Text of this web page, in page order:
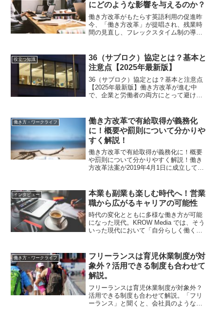
にどのような影響を与えるのか？
働き方改革がもたらす英語利用の促進昨
今、「働き方改革」が提唱され、残業時
間の見直し、フレックスタイム制の導
ています。最近では、働き方改革が
SDGs「Sustainabl...
役立つ知識
36（サブロク）協定とは？基本と
注意点【2025年最新版】
36（サブロク）協定とは？基本と注意点
【2025年最新版】働き方改革が進む中
で、企業と労働者の両方にとって避けて
があっても、実際にどのような内容なの
か、なぜ必要なのかを正...
働き方・ワークライフ
働き方改革で有給取得が義務化
に！概要や罰則について分かりや
すく解説！
働き方改革で有給取得が義務化に！概要
や罰則について分かりやすく解説！働き
方改革法案が2019年4月1日に成立して以
目的としては「労働者の快適性を整備す
るため」です。し...
インタビュー
本業も副業も楽しむ時代へ！営業
職から広がるキャリアの可能性
時代の変化とともに多様な働き方が可能
になった現代。KROW Media では、そう
いった現代において「自分らしく働く」
にとって「一つの選択肢が増える」そん
な記事になれば...
働き方・ワークライフ
フリーランスは育児休業制度が対
象外？活用できる制度も合わせて
解説。
フリーランスは育児休業制度が対象外？
活用できる制度も合わせて解説。「フリ
ーランス」と聞くと、会社員のような国